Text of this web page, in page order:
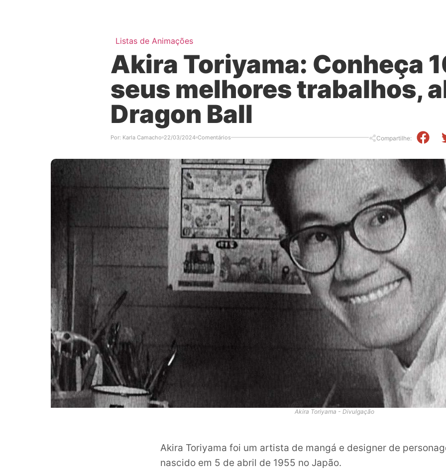
Listas de Animações
Akira Toriyama: Conheça
seus melhores trabalhos,
Dragon Ball
Por: Karla Camacho 22/03/2024 Comentários Compartilhe:
Akira Toriyama - Divulgação
Akira Toriyama foi um artista de mangá e designer de
nascido em 5 de abril de 1955 no Japão.